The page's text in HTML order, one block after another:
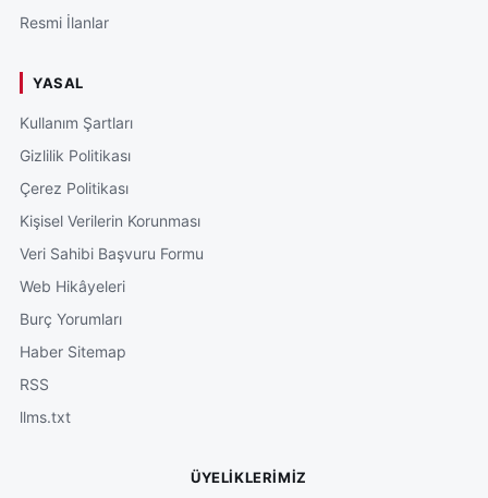
Resmi İlanlar
YASAL
Kullanım Şartları
Gizlilik Politikası
Çerez Politikası
Kişisel Verilerin Korunması
Veri Sahibi Başvuru Formu
Web Hikâyeleri
Burç Yorumları
Haber Sitemap
RSS
llms.txt
ÜYELIKLERIMIZ